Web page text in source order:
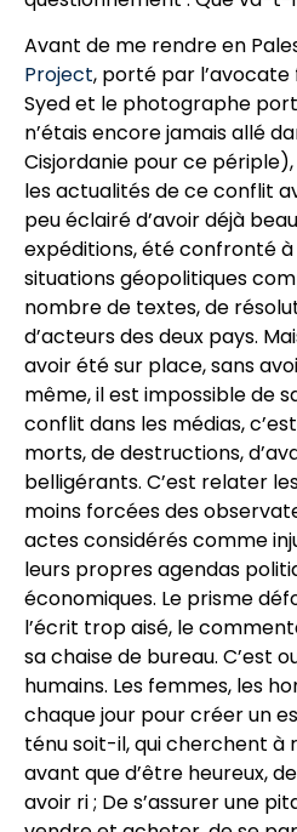
Avant de me rendre en
Project, porté par
Syed et le photographe
n’étais encore jamais allé
Cisjordanie pour ce périple),
les actualités de ce conflit
peu éclairé d’avoir déjà
expéditions, été confronté
situations géopolitiques
nombre de textes, de
d’acteurs des deux pays.
avoir été sur place, sans
même, il est impossible de
conflit dans les médias,
morts, de destructions,
belligérants. C’est relater
moins forcées des
actes considérés comme
leurs propres agendas
économiques. Le prisme
l’écrit trop aisé, le
sa chaise de bureau. C’est
humains. Les femmes, les
chaque jour pour créer un
ténu soit-il, qui cherchent à
avant que d’être heureux,
avoir ri ; De s’assurer une